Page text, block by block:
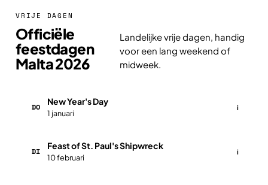
VRIJE DAGEN
Officiële
feestdagen
Malta 2026
Landelijke vrije dagen, handig
voor een lang weekend of
midweek.
DO
New Year's Day
1 januari
i
DI
Feast of St. Paul's Shipwreck
10 februari
i